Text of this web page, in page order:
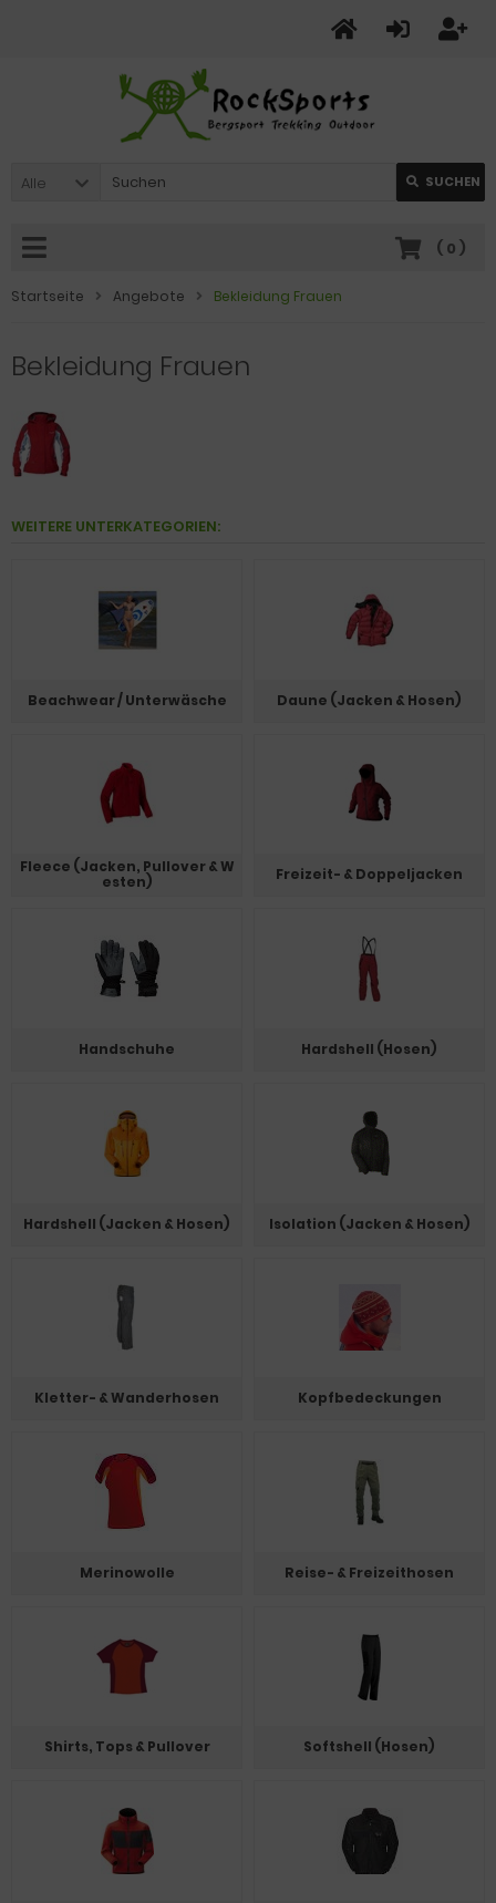
Alle SUCHEN
( 0 )
Startseite Angebote Bekleidung Frauen
Bekleidung Frauen
WEITERE UNTERKATEGORIEN:
Beachwear / Unterwäsche Daune (Jacken & Hosen)
Fleece (Jacken, Pullover & W
esten)
Freizeit- & Doppeljacken
Handschuhe Hardshell (Hosen)
Hardshell (Jacken & Hosen) Isolation (Jacken & Hosen)
Kletter- & Wanderhosen Kopfbedeckungen
Merinowolle Reise- & Freizeithosen
Shirts, Tops & Pullover Softshell (Hosen)